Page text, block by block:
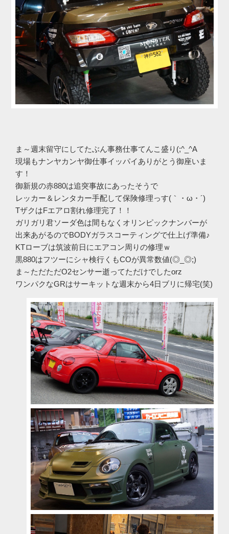
ま～週末留守にしてたぶん事務仕事てんこ盛り(;^_^A
現場もナンヤカンヤ御仕事イッパイありがとう御座いま
す！
御新規の赤880は追突事故にあったそうで
レッカー＆レンタカー手配して保険修理っす(｀・ω・´)ゞ
TザクはFエアロ割れ修理完了！！
ガリガリ君ソーダ色は間もなくオリンピックナンバーが
出来あがるのでBODYガラスコーティングで仕上げ準備♪
KTローブは筑波前日にエアコン周りの修理ｗ
黒880はフツーにシャ検行くもCOが異常数値(◎_◎;)
ま～ただただO2センサー逝ってただけでしたorz
ワンパクなGRはサーキットな週末から4日ブリに帰宅(笑)